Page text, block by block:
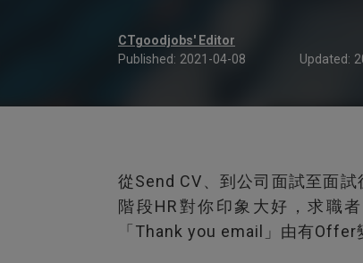
CTgoodjobs' Editor
Published: 2021-04-08 Updated:
從Send CV、到公司面試至面
階段HR對你印象大好，求職
「Thank you email」由有